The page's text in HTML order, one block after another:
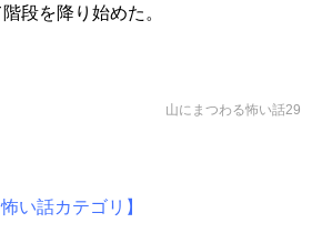
段を降り始めた。
山にまつわる怖い話29
怖い話カテゴリ】